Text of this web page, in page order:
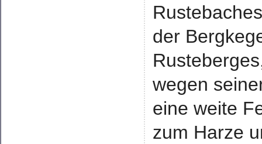
der
wegen
eine weite
zum Harze